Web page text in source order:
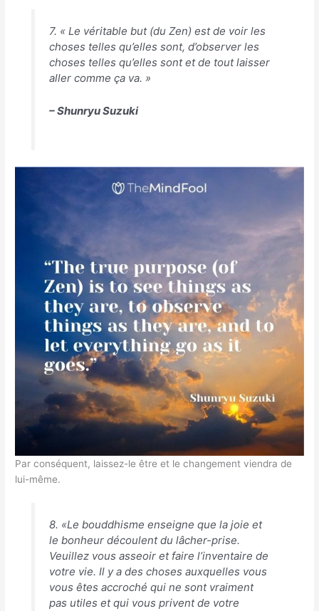
7. « Le véritable but (du Zen) est de voir les
choses telles qu’elles sont, d’observer les
choses telles qu’elles sont et de tout laisser
aller comme ça va. »
– Shunryu Suzuki
Par conséquent, laissez-le être et le changement viendra de
lui-même.
8. «Le bouddhisme enseigne que la joie et
le bonheur découlent du lâcher-prise.
Veuillez vous asseoir et faire l’inventaire de
votre vie. Il y a des choses auxquelles vous
vous êtes accroché qui ne sont vraiment
pas utiles et qui vous privent de votre